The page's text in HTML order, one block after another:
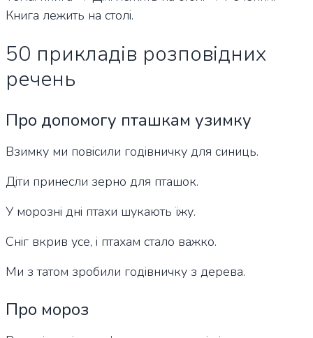
Книга лежить на столі.
50 прикладів розповідних
речень
Про допомогу пташкам узимку
Взимку ми повісили годівничку для синиць.
Діти принесли зерно для пташок.
У морозні дні птахи шукають їжу.
Сніг вкрив усе, і птахам стало важко.
Ми з татом зробили годівничку з дерева.
Про мороз